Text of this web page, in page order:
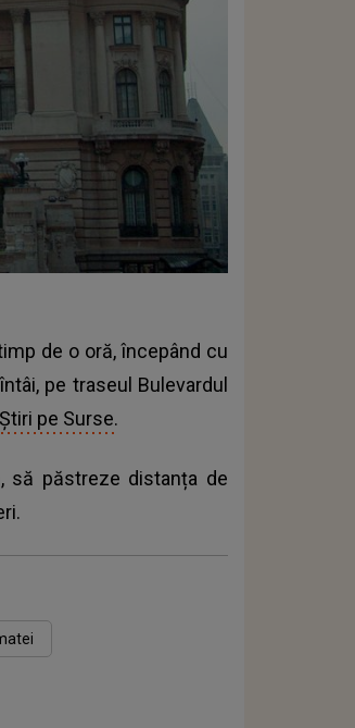
de o oră, începând cu
pe traseul Bulevardul
Știri pe Surse.
să păstreze distanța de